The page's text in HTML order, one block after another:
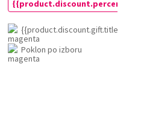
Poklon po izboru